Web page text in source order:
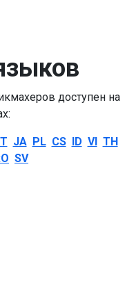
доступен на
JA PL CS ID VI TH
SV